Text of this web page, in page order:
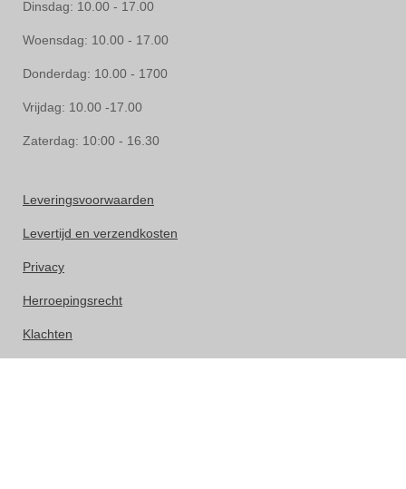
Dinsdag: 10.00 - 17.00
Woensdag: 10.00 - 17.00
Donderdag: 10.00 - 1700
Vrijdag: 10.00 -17.00
Zaterdag: 10:00 - 16.30
Leveringsvoorwaarden
Levertijd en verzendkosten
Privacy
Herroepingsrecht
Klachten